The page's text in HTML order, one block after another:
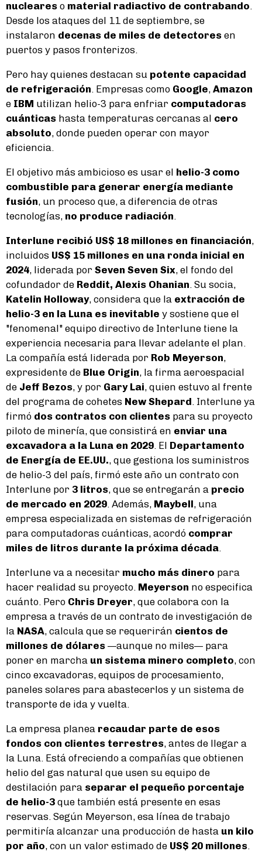
nucleares o material radiactivo de contrabando
Desde los ataques del 11 de septiembre, se
instalaron decenas de miles de detectores en
puertos y pasos fronterizos.
Pero hay quienes destacan su potente capacidad
de refrigeración . Empresas como Google, Amazon
e IBM utilizan helio-3 para enfriar computadoras
cuánticas hasta temperaturas cercanas al cero
absoluto, donde pueden operar con mayor
eficiencia.
El objetivo más ambicioso es usar el helio-3 como
combustible para generar energía mediante
fusión, un proceso que, a diferencia de otras
tecnologías, no produce radiación
Interlune recibió US$ 18 millones en financiación,
incluidos US$ 15 millones en una ronda inicial en
2024, liderada por Seven Seven Six, el fondo del
cofundador de Reddit, Alexis Ohanian . Su socia,
Katelin Holloway, considera que la extracción de
helio-3 en la Luna es inevitable y sostiene que el
"fenomenal" equipo directivo de Interlune tiene la
experiencia necesaria para llevar adelante el plan.
La compañía está liderada por Rob Meyerson,
expresidente de Blue Origin, la firma aeroespacial
de Jeff Bezos, y por Gary Lai, quien estuvo al frente
del programa de cohetes New Shepard . Interlune ya
firmó dos contratos con clientes para su proyecto
piloto de minería, que consistirá en enviar una
excavadora a la Luna en 2029 . El Departamento
de Energía de EE.UU., que gestiona los suministros
de helio-3 del país, firmó este año un contrato con
Interlune por 3 litros, que se entregarán a precio
de mercado en 2029 . Además, Maybell, una
empresa especializada en sistemas de refrigeración
para computadoras cuánticas, acordó comprar
miles de litros durante la próxima década
Interlune va a necesitar mucho más dinero para
hacer realidad su proyecto. Meyerson no especifica
cuánto. Pero Chris Dreyer, que colabora con la
empresa a través de un contrato de investigación de
la NASA, calcula que se requerirán cientos de
millones de dólares —aunque no miles— para
poner en marcha un sistema minero completo, con
cinco excavadoras, equipos de procesamiento,
paneles solares para abastecerlos y un sistema de
transporte de ida y vuelta.
La empresa planea recaudar parte de esos
fondos con clientes terrestres, antes de llegar a
la Luna. Está ofreciendo a compañías que obtienen
helio del gas natural que usen su equipo de
destilación para separar el pequeño porcentaje
de helio-3 que también está presente en esas
reservas. Según Meyerson, esa línea de trabajo
permitiría alcanzar una producción de hasta un kilo
por año, con un valor estimado de US$ 20 millones